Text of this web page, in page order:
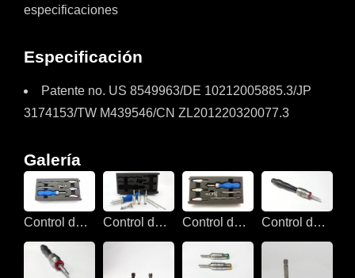
especificaciones
Especificación
Patente no. US 8549963/DE 10212005885.3/JP
3174153/TW M439546/CN ZL201220320077.3
Galería
Control de par de Sloky para médico Control de par de Sloky para médico Control de par de Sloky para médico Control de par de Sloky para médico